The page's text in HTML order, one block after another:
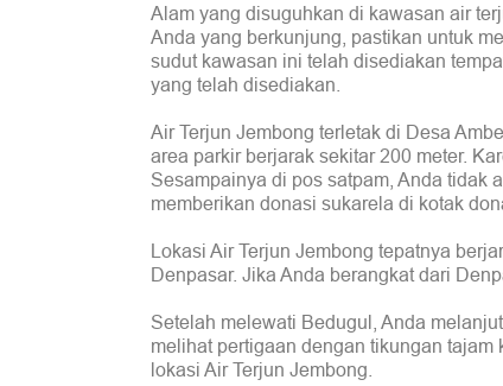
Alam yang disuguhkan di kawasan air
Anda yang berkunjung, pastikan untuk
sudut kawasan ini telah disediakan
yang telah disediakan.
Air Terjun Jembong terletak di Desa
area parkir berjarak sekitar 200 meter.
Sesampainya di pos satpam, Anda tidak
memberikan donasi sukarela di kotak
Lokasi Air Terjun Jembong tepatnya
Denpasar. Jika Anda berangkat dari
Setelah melewati Bedugul, Anda
melihat pertigaan dengan tikungan
lokasi Air Terjun Jembong.